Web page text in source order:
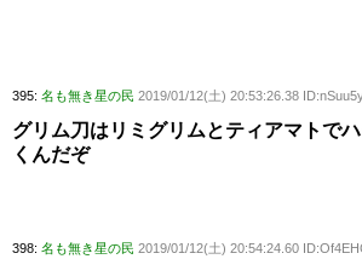
395: 名も無き星の民 2019/01/12(土) 20:53:26.38
グリム刀はリミグリムとティアマトで
くんだぞ
398: 名も無き星の民 2019/01/12(土) 20:54:24.60